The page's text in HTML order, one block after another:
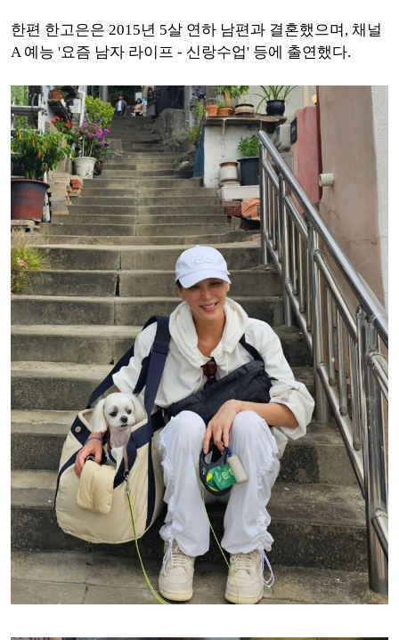
한편 한고은은 2015년 5살 연하 남편과 결혼했으며, 채널
A 예능 '요즘 남자 라이프 - 신랑수업' 등에 출연했다.